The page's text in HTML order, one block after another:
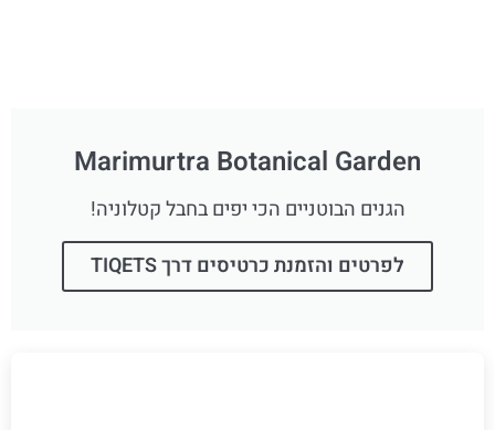
Marimurtra Botanical Garden
הגנים הבוטניים הכי יפים בחבל קטלוניה!
לפרטים והזמנת כרטיסים דרך TIQETS